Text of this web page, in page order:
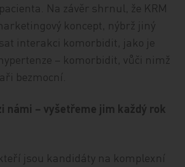
Na závěr shrnul, že KRM
koncept, nýbrž jiný
interakci komorbidit, jako je
– komorbidit, vůči nimž
bezmocní.
námi – vyšetřeme jim každý rok
jsou kandidáty na komplexní